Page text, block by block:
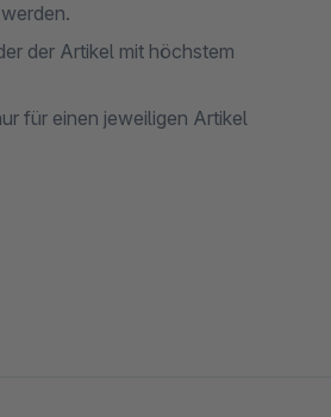
der Artikel mit höchstem
für einen jeweiligen Artikel